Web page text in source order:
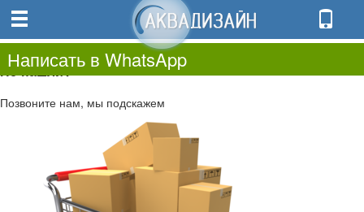
0.00
0
Не нашли?
Позвоните нам, мы подскажем
Написать в WhatsApp